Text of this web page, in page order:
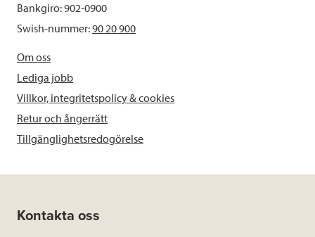
Bankgiro: 902-0900
Swish-nummer:90 20 900
Om oss
Lediga jobb
Villkor, integritetspolicy & cookies
Retur och ångerrätt
Tillgänglighetsredogörelse
Kontakta oss